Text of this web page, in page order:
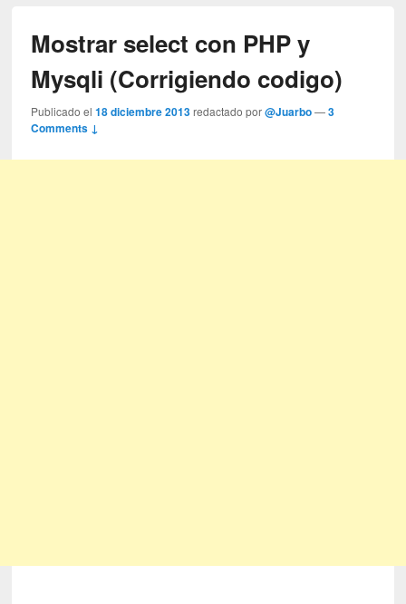
Mostrar select con PHP y
Mysqli (Corrigiendo codigo)
Publicado el18 diciembre 2013 redactado por@Juarbo —3
Comments ↓